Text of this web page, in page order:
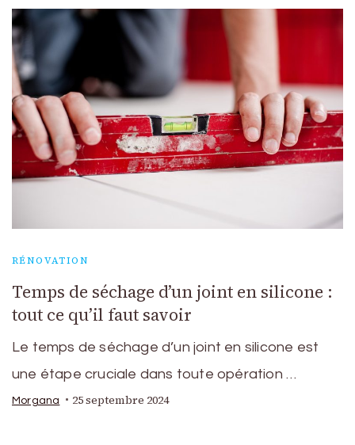
RÉNOVATION
Temps de séchage d’un joint en silicone :
tout ce qu’il faut savoir
Le temps de séchage d’un joint en silicone est
une étape cruciale dans toute opération …
Morgana 25 septembre 2024